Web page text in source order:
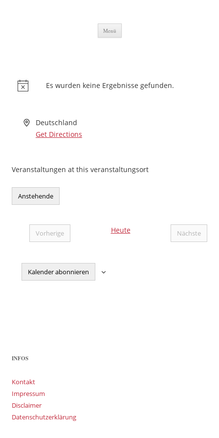
Menü Zum Inhalt springen
Es wurden keine Ergebnisse gefunden.
Deutschland
Get Directions
Veranstaltungen at this veranstaltungsort
Anstehende
Vorherige
Veranstaltungen
Heute
Nächste
Kalender abonnieren
INFOS
Kontakt
Impressum
Disclaimer
Datenschutzerklärung